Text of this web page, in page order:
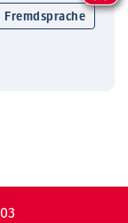
Fremdsprache